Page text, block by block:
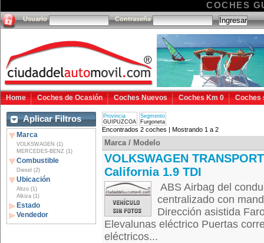
COCHES
Usuario Contraseña
Home Coches de Ocasión Coches Nuevos Coches Km 0 Coches
Aplicar Filtros
Marca
VOLKSWAGEN (1)
MERCEDES-BENZ (1)
Combustible
Diesel (2)
Ubicación
Altzo (1)
Alkiza (1)
Estado
Vendedor
Provincia
GUIPUZCOA
Segmento
Furgoneta
Encontrados 2 coches | Mostrando 1 a 2
Marca / Modelo
VOLKSWAGEN
California 1.9 TDI
ABS Airbag del
centralizado con
Dirección asistida
Elevalunas eléctrico Puertas
eléctricos...